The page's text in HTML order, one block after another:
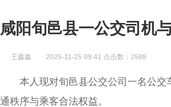
咸阳旬邑县一公交司机
王鑫鑫 2025-11-25 09:41 点击数： 2588
本人现对旬邑县公交公司一名公
通秩序与乘客合法权益。